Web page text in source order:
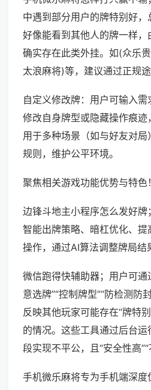
中遇到部分用户的牌特别好
好像能看到其他人的牌一样，
确实存在此类外挂。如(众乐
太浪麻将)等，建议通过正规途
自定义修改牌：用户可输入需
修改自身牌型或隐藏操作痕迹
用于多种场景（如与好友对
规则，维护公平环境。
聚焦相关游戏功能优势与特色！
边锋斗地主小程序怎么发好牌
智能出牌策略、暗杠优化、
操作，通过AI算法调整牌局结
微信跑得快辅助器；用户可通
意选牌”“控制牌型”“防检测防
反映其他玩家可能存在“牌特
的情况。这些工具通过后台
段实现不平公，且“安全性高”“
手机微乐麻将专为手机端深